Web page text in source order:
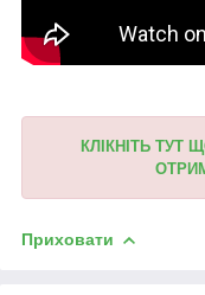
КЛІКНІТЬ ТУТ
Приховати